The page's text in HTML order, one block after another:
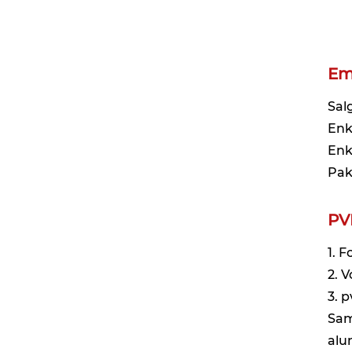
1.
2.
3.